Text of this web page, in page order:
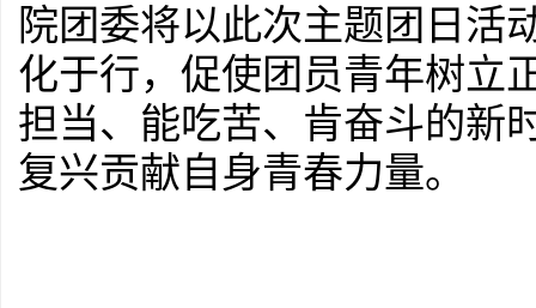
院团委将以此次主题团日活
化于行，促使团员青年树立
担当、能吃苦、肯奋斗的新
复兴贡献自身青春力量。